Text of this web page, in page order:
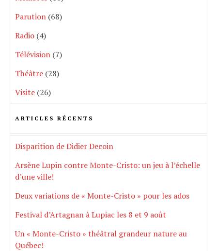
Parution (68)
Radio (4)
Télévision (7)
Théâtre (28)
Visite (26)
ARTICLES RÉCENTS
Disparition de Didier Decoin
Arsène Lupin contre Monte-Cristo: un jeu à l’échelle
d’une ville!
Deux variations de « Monte-Cristo » pour les ados
Festival d’Artagnan à Lupiac les 8 et 9 août
Un « Monte-Cristo » théâtral grandeur nature au
Québec!